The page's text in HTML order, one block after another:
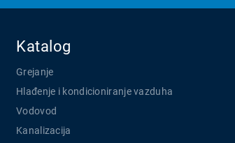
Katalog
Grejanje
Hlađenje i kondicioniranje vazduha
Vodovod
Kanalizacija